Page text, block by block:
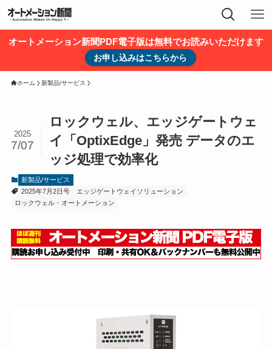
オートメーション新聞PDF電子版は無料でお読みいただけます
お申し込みはこちらから
ホーム 新製品/サービス
ロックウェル、エッジゲートウェ
イ「OptixEdge」発売 データのエ
ッジ処理で効率化
2025
7/07
新製品/サービス
2025年7月2日号
エッジゲートウェイソリューション
ロックウェル・オートメーション